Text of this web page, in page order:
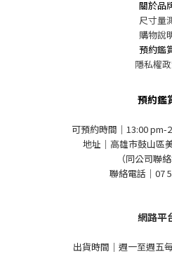
關於品
尺寸量
購物說
預約鑑
隱私權
預約鑑
可預約時間｜13:00 pm-
地址｜高雄市鼓山區
（同公司聯絡
聯絡電話｜07
網路平
出貨時間｜週一至週五